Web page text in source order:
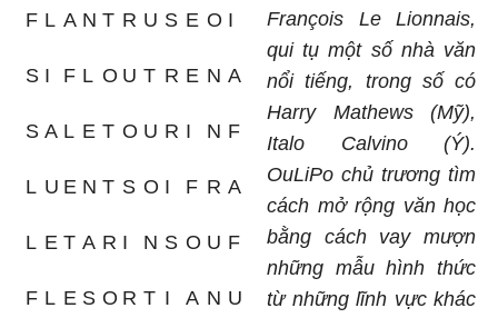
F L A N T R U S E O I
S I F L O U T R E N A
S A L E T O U R I N F
L U E N T S O I F R A
L E T A R I N S O U F
F L E S O R T I A N U
François Le Lionnais,
qui tụ một số nhà văn
nổi tiếng, trong số có
Harry Mathews (Mỹ),
Italo Calvino (Ý).
OuLiPo chủ trương tìm
cách mở rộng văn học
bằng cách vay mượn
những mẫu hình thức
từ những lĩnh vực khác